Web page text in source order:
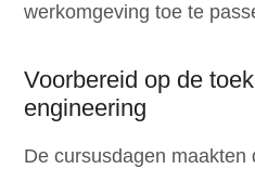
werkomgeving toe te
Voorbereid op de
engineering
De cursusdagen maakten